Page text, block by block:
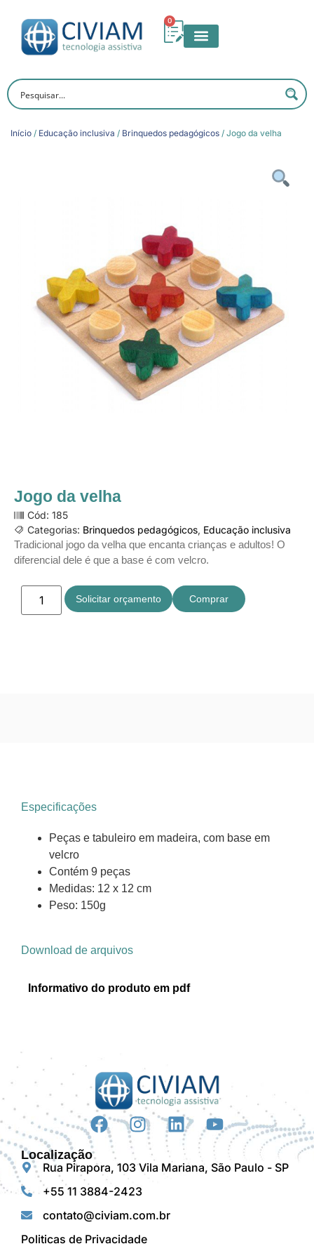
0
Início / Educação inclusiva / Brinquedos pedagógicos / Jogo da velha
Jogo da velha
Cód: 185
Categorias: Brinquedos pedagógicos, Educação inclusiva
Tradicional jogo da velha que encanta crianças e adultos! O
diferencial dele é que a base é com velcro.
Solicitar orçamento Comprar
Especificações
Peças e tabuleiro em madeira, com base em
velcro
Contém 9 peças
Medidas: 12 x 12 cm
Peso: 150g
Download de arquivos
Informativo do produto em pdf
Localização
Rua Pirapora, 103 Vila Mariana, São Paulo - SP
+55 11 3884-2423
contato@civiam.com.br
Politicas de Privacidade